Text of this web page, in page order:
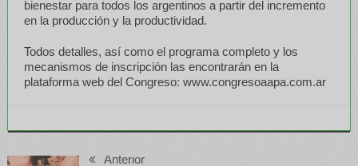
bienestar para todos los argentinos a partir del incremento
en la producción y la productividad.
Todos detalles, así como el programa completo y los
mecanismos de inscripción las encontrarán en la
plataforma web del Congreso: www.congresoaapa.com.ar
Anterior